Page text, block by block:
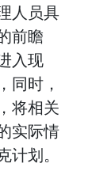
人员具
前瞻
入现
同时，
将相关
实际情
划。